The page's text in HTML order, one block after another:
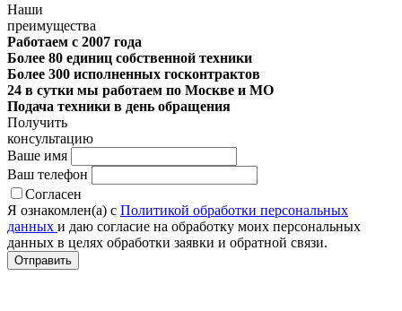
Наши
преимущества
Работаем с 2007 года
Более 80 единиц собственной техники
Более 300 исполненных госконтрактов
24 в сутки мы работаем по Москве и МО
Подача техники в день обращения
Получить
консультацию
Ваше имя
Ваш телефон
Согласен
Я ознакомлен(а) с Политикой обработки персональных
данных и даю согласие на обработку моих персональных
данных в целях обработки заявки и обратной связи.